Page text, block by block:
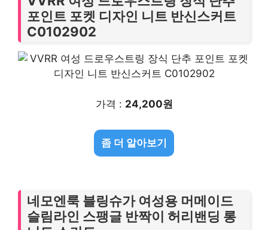
포인트 포켓 디자인 니트 반신스커트
C0102902
가격 : 24,200원
좀 더 알아보기
네모엔룩 블링슈가 여성용 머메이드
슬림라인 스팽글 반짝이 허리밴딩 롱